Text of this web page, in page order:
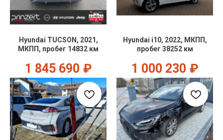
Hyundai TUCSON, 2021,
МКПП, пробег 14832 км
1 845 690 ₽
Hyundai i10, 2022, МКПП,
пробег 38252 км
1 000 230 ₽